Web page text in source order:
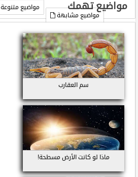
مواضيع تهمك
مواضيع متنوعة
مواضيع مشابهة
سم العقارب
ماذا لو كانت الأرض مسطحة!